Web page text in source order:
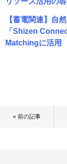
【蓄電関連】自
「Shizen
Matchingに活用
« 前の記事